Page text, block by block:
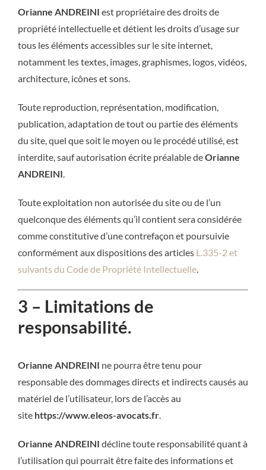
Orianne ANDREINI est propriétaire des droits de
propriété intellectuelle et détient les droits d’usage sur
tous les éléments accessibles sur le site internet,
notamment les textes, images, graphismes, logos, vidéos,
architecture, icônes et sons.
Toute reproduction, représentation, modification,
publication, adaptation de tout ou partie des éléments
du site, quel que soit le moyen ou le procédé utilisé, est
interdite, sauf autorisation écrite préalable deOrianne
ANDREINI.
Toute exploitation non autorisée du site ou de l’un
quelconque des éléments qu’il contient sera considérée
comme constitutive d’une contrefaçon et poursuivie
conformément aux dispositions des articles L.335-2 et
suivants du Code de Propriété Intellectuelle.
3 – Limitations de
responsabilité.
Orianne ANDREINI ne pourra être tenu pour
responsable des dommages directs et indirects causés au
matériel de l’utilisateur, lors de l’accès au
site https://www.eleos-avocats.fr.
Orianne ANDREINI décline toute responsabilité quant à
l’utilisation qui pourrait être faite des informations et